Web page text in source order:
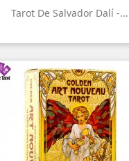
Tarot De Salvador Dalí -...
 Vista rápida